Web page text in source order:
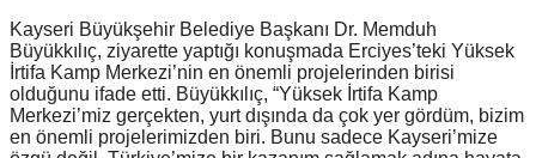
Kayseri Büyükşehir Belediye Başkanı Dr. Memduh
Büyükkılıç, ziyarette yaptığı konuşmada Erciyes’teki Yüksek
İrtifa Kamp Merkezi’nin en önemli projelerinden birisi
olduğunu ifade etti. Büyükkılıç, “Yüksek İrtifa Kamp
Merkezi’miz gerçekten, yurt dışında da çok yer gördüm, bizim
en önemli projelerimizden biri. Bunu sadece Kayseri’mize